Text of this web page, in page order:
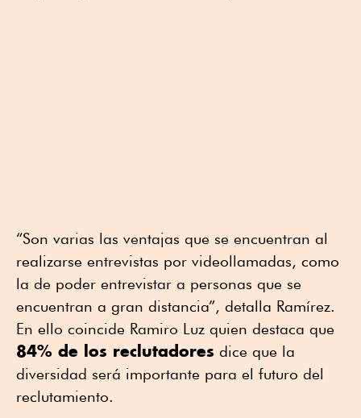
“Son varias las ventajas que se encuentran al
realizarse entrevistas por videollamadas, como
la de poder entrevistar a personas que se
encuentran a gran distancia”, detalla Ramírez.
En ello coincide Ramiro Luz quien destaca que
84% de los reclutadores dice que la
diversidad será importante para el futuro del
reclutamiento.